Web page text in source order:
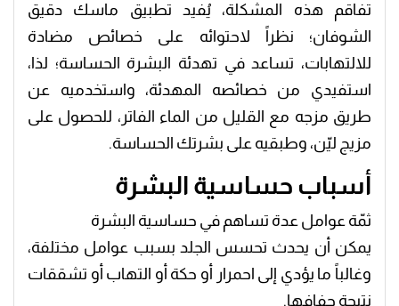
تفاقم هذه المشكلة، يُفيد تطبيق ماسك دقيق
الشوفان؛ نظراً لاحتوائه على خصائص مضادة
للالتهابات، تساعد في تهدئة البشرة الحساسة؛ لذا،
استفيدي من خصائصه المهدئة، واستخدميه عن
طريق مزجه مع القليل من الماء الفاتر، للحصول على
مزيج ليّن، وطبقيه على بشرتك الحساسة.
أسباب حساسية البشرة
ثمّة عوامل عدة تساهم في حساسية البشرة
يمكن أن يحدث تحسس الجلد بسبب عوامل مختلفة،
وغالباً ما يؤدي إلى احمرار أو حكة أو التهاب أو تشققات
نتيجة جفافها.